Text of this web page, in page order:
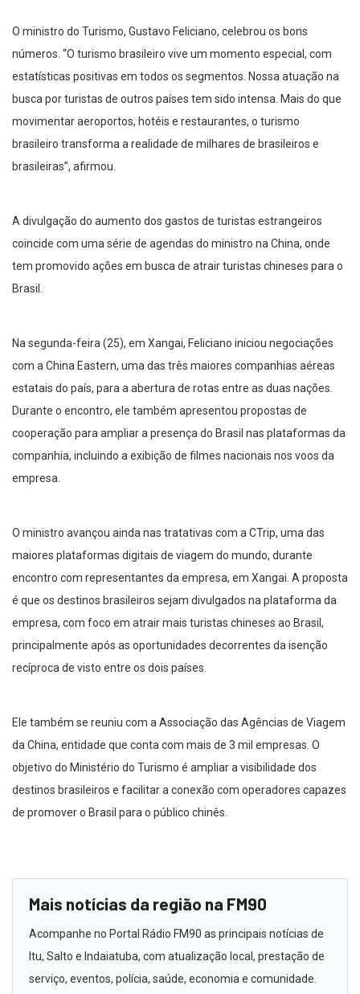
O ministro do Turismo, Gustavo Feliciano, celebrou os bons
números. “O turismo brasileiro vive um momento especial, com
estatísticas positivas em todos os segmentos. Nossa atuação na
busca por turistas de outros países tem sido intensa. Mais do que
movimentar aeroportos, hotéis e restaurantes, o turismo
brasileiro transforma a realidade de milhares de brasileiros e
brasileiras”, afirmou.
A divulgação do aumento dos gastos de turistas estrangeiros
coincide com uma série de agendas do ministro na China, onde
tem promovido ações em busca de atrair turistas chineses para o
Brasil.
Na segunda-feira (25), em Xangai, Feliciano iniciou negociações
com a China Eastern, uma das três maiores companhias aéreas
estatais do país, para a abertura de rotas entre as duas nações.
Durante o encontro, ele também apresentou propostas de
cooperação para ampliar a presença do Brasil nas plataformas da
companhia, incluindo a exibição de filmes nacionais nos voos da
empresa.
O ministro avançou ainda nas tratativas com a CTrip, uma das
maiores plataformas digitais de viagem do mundo, durante
encontro com representantes da empresa, em Xangai. A proposta
é que os destinos brasileiros sejam divulgados na plataforma da
empresa, com foco em atrair mais turistas chineses ao Brasil,
principalmente após as oportunidades decorrentes da isenção
recíproca de visto entre os dois países.
Ele também se reuniu com a Associação das Agências de Viagem
da China, entidade que conta com mais de 3 mil empresas. O
objetivo do Ministério do Turismo é ampliar a visibilidade dos
destinos brasileiros e facilitar a conexão com operadores capazes
de promover o Brasil para o público chinês.
Mais notícias da região na FM90
Acompanhe no Portal Rádio FM90 as principais notícias de
Itu, Salto e Indaiatuba, com atualização local, prestação de
serviço, eventos, polícia, saúde, economia e comunidade.